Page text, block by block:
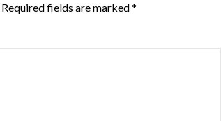
Required fields are marked*